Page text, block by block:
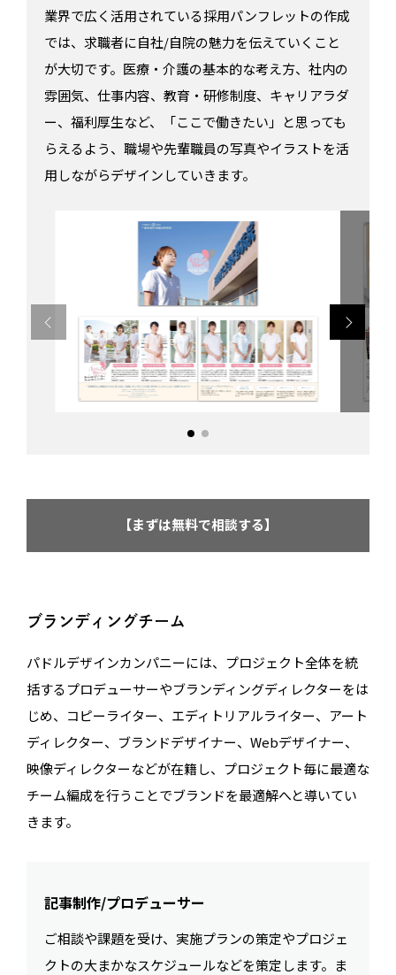
業界で広く活用されている採用パンフレットの作成
では、求職者に自社/自院の魅力を伝えていくこと
が大切です。医療・介護の基本的な考え方、社内の
雰囲気、仕事内容、教育・研修制度、キャリアラダ
ー、福利厚生など、「ここで働きたい」と思っても
らえるよう、職場や先輩職員の写真やイラストを活
用しながらデザインしていきます。
【まずは無料で相談する】
ブランディングチーム
パドルデザインカンパニーには、プロジェクト全体を統
括するプロデューサーやブランディングディレクターをは
じめ、コピーライター、エディトリアルライター、アート
ディレクター、ブランドデザイナー、Webデザイナー、
映像ディレクターなどが在籍し、プロジェクト毎に最適な
チーム編成を行うことでブランドを最適解へと導いてい
きます。
記事制作/プロデューサー
ご相談や課題を受け、実施プランの策定やプロジェ
クトの大まかなスケジュールなどを策定します。ま